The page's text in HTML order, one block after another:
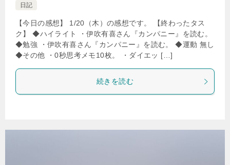
日記
【今日の感想】 1/20（木）の感想です。 【終わったタス
ク】 ◆ハイライト ・伊吹有喜さん『カンパニー』を読む。
◆勉強 ・伊吹有喜さん『カンパニー』を読む。 ◆運動 無し
◆その他 ・0秒思考メモ10枚。 ・ダイエッ […]
続きを読む